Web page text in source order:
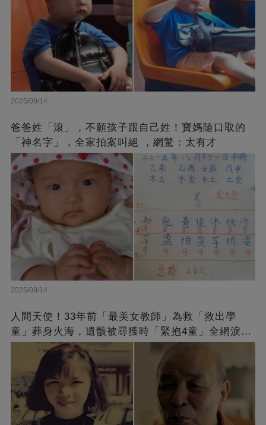
2025/09/14
爸爸姓「滾」，不願孩子跟自己姓！寶媽隨口取的
「神名字」，全家拍案叫絕 ，網驚：太有才
2025/09/14
人間天使！33年前「最美女教師」為救「救出學
童」葬身火海，遺骸被尋獲時「緊抱4童」全網淚
崩：真正的英雄不該被遺忘